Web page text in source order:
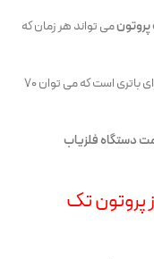
پروتونمی تواند هر زمان که
بدون توجه به سرعت خودرو اسکن کند، همچنین دارای باتری است که می توان 70
دستگاه فلزیاب
پروتون تک